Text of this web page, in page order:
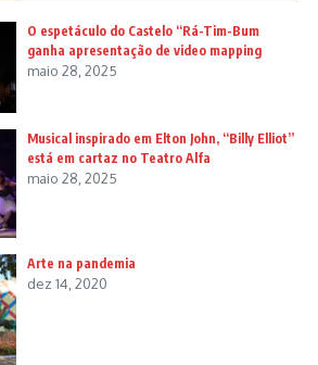
O espetáculo do Castelo “Rá-Tim-Bum
ganha apresentação de video mapping
maio 28, 2025
Musical inspirado em Elton John, “Billy Elliot”
está em cartaz no Teatro Alfa
maio 28, 2025
Arte na pandemia
dez 14, 2020